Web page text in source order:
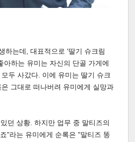
하는데, 대표적으로 '딸기 슈크림
하는 유미는 자신의 단골 가게에
두 사갔다. 이에 유미는 딸기 슈크
그대로 떠나버려 유미에게 실망과
던 상황. 하지만 업무 중 말티즈의
"라는 유미에게 순록은 "말티즈 똥